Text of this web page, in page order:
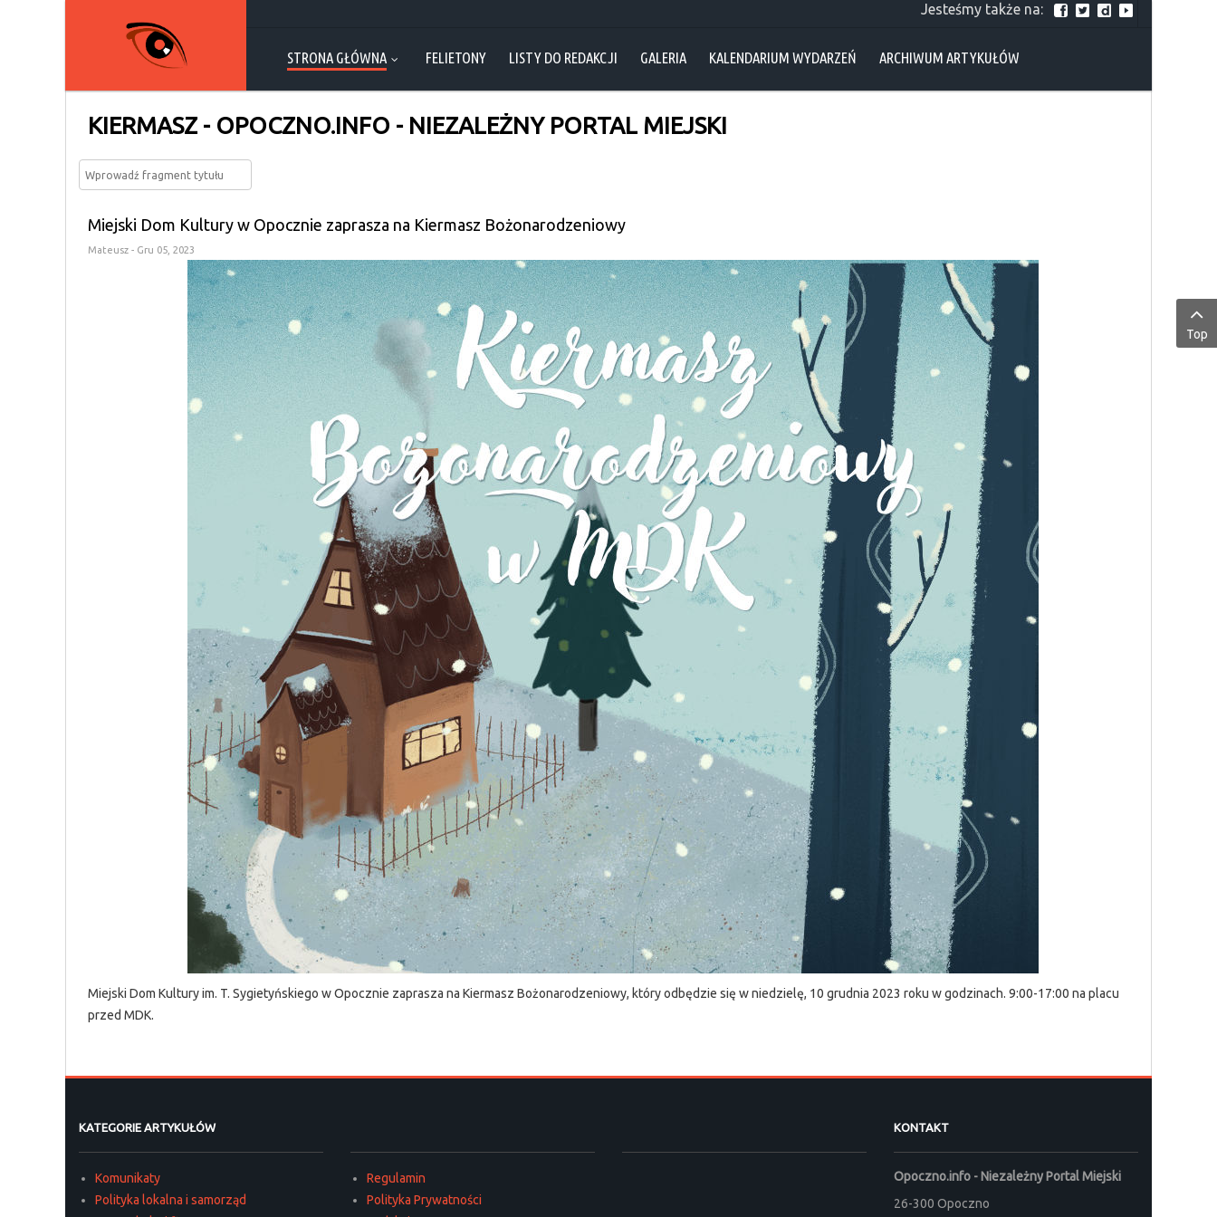
Jesteśmy także na:
STRONA GŁÓWNA FELIETONY LISTY DO REDAKCJI GALERIA KALENDARIUM WYDARZEŃ ARCHIWUM ARTYKUŁÓW
KIERMASZ - OPOCZNO.INFO - NIEZALEŻNY PORTAL MIEJSKI
Miejski Dom Kultury w Opocznie zaprasza na Kiermasz Bożonarodzeniowy
Mateusz - Gru 05, 2023
Miejski Dom Kultury im. T. Sygietyńskiego w Opocznie zaprasza na Kiermasz Bożonarodzeniowy, który odbędzie się w niedzielę, 10 grudnia 2023 roku w godzinach. 9:00-17:00 na placu
przed MDK.
KATEGORIE ARTYKUŁÓW
Komunikaty
Polityka lokalna i samorząd
Regulamin
Polityka Prywatności
KONTAKT
Opoczno.info - Niezależny Portal Miejski
26-300 Opoczno
Top